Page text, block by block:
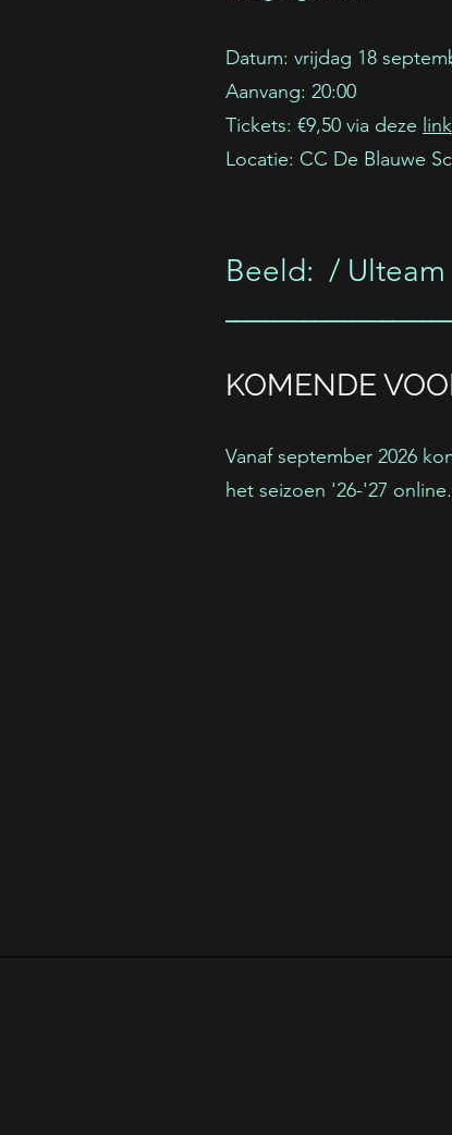
Datum: vrijdag 18
Aanvang: 20:00
Tickets: €9,50 via deze link
Locatie: CC De Blauwe
Beeld: / Ulteam
KOMENDE
Vanaf september 2026
het seizoen '26-'27 online.​